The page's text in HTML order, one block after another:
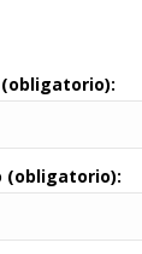
(obligatorio):